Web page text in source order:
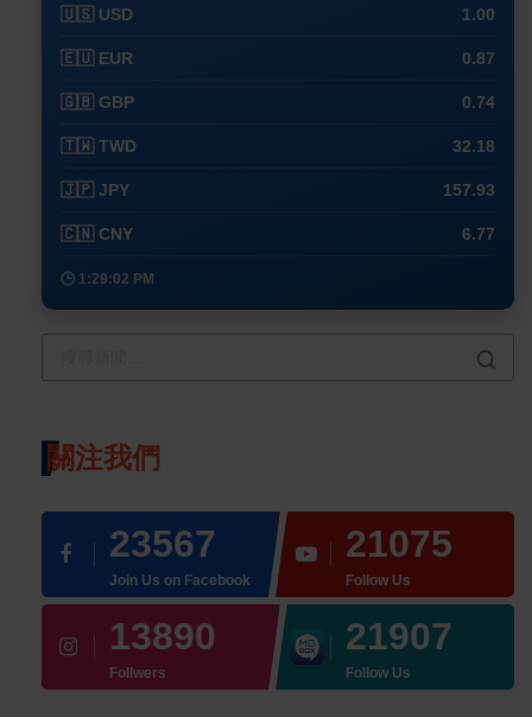
🇺🇸 USD 1.00
🇪🇺 EUR 0.87
🇬🇧 GBP 0.74
🇹🇼 TWD 32.18
🇯🇵 JPY 157.93
🇨🇳 CNY 6.77
🕒 1:29:02 PM
關注我們
23567
Join Us on Facebook
21075
Follow Us
13890
Follwers
21907
Follow Us